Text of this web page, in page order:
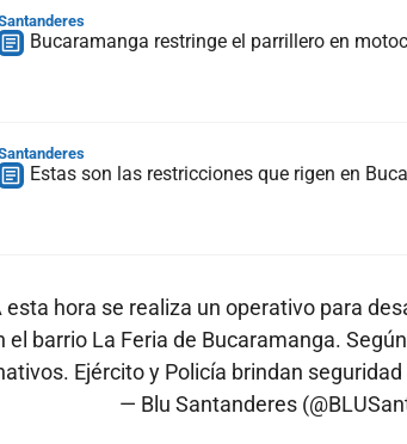
Bucaramanga restringe el parrillero en
Estas son las restricciones que rigen en
esta hora se realiza un operativo para
el barrio La Feria de Bucaramanga.
Ejército y Policía brindan seguridad
— Blu Santanderes